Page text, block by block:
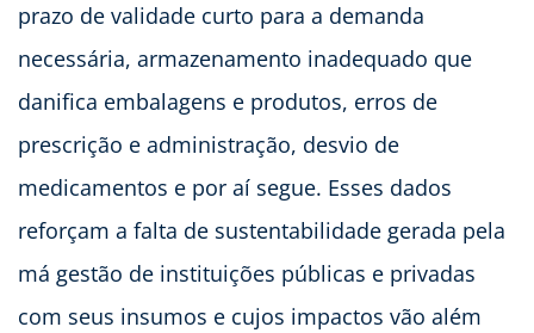
prazo de validade curto para a demanda
necessária, armazenamento inadequado que
danifica embalagens e produtos, erros de
prescrição e administração, desvio de
medicamentos e por aí segue. Esses dados
reforçam a falta de sustentabilidade gerada pela
má gestão de instituições públicas e privadas
com seus insumos e cujos impactos vão além